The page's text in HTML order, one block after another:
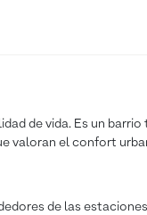
de vida. Es un
valoran el confort
de las